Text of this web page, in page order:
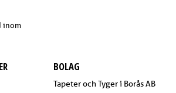
inom
BOLAG
Tapeter och Tyger i Borås AB